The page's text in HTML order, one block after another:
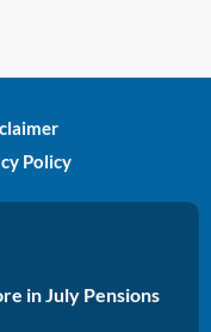
Policy
in July Pensions